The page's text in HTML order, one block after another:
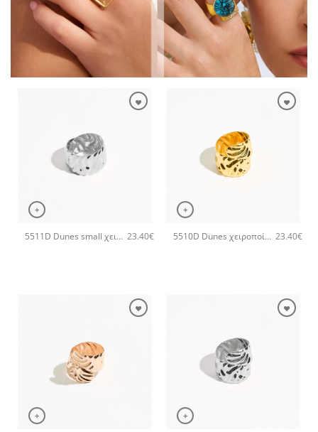
+
5511D Dunes small χειροποίητο δαχτυλιδι Catherine bijoux Ασημί 23.40€
+
5510D Dunes χειροποίητο δαχτυλιδι Catherine bijoux Χρυσό 23.40€
+ +